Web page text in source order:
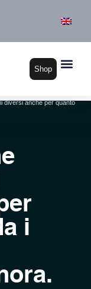
Shop
diversi anche per quanto
i